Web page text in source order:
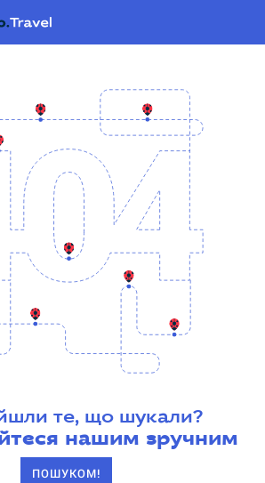
те, що шукали?
нашим зручним
ПОШУКОМ!